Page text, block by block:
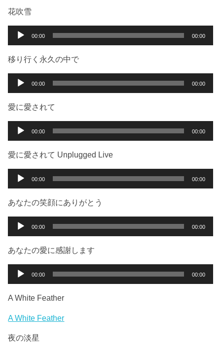
ー
プ
ー
花吹雪
プ
ー
00:00 00:00
移り行く永久の中で
プ
ー
00:00 00:00
愛に愛されて
プ
ー
00:00 00:00
愛に愛されて Unplugged Live
音
プ
レ
ー
00:00 00:00
あなたの笑顔にありがとう
音
プ
00:00 00:00
あなたの愛に感謝します
音
ー
00:00 00:00
A White Feather
A White Feather
夜の淡星